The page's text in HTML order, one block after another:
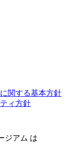
関する基本方針
ィ方針
ジアム は